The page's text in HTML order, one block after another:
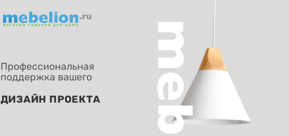
Профессиональная
поддержка вашего
ДИЗАЙН ПРОЕКТА